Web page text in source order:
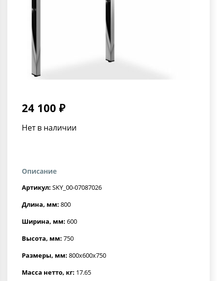
24 100 ₽
Нет в наличии
Описание
Артикул: SKY_00-07087026
Длина, мм: 800
Ширина, мм: 600
Высота, мм: 750
Размеры, мм: 800x600x750
Масса нетто, кг: 17.65